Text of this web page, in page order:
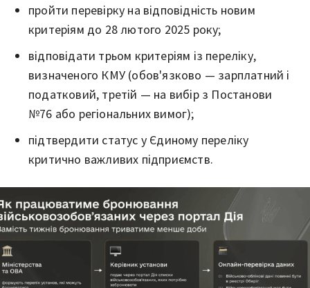
пройти перевірку на відповідність новим
критеріям до 28 лютого 2025 року;
відповідати трьом критеріям із переліку,
визначеного КМУ (обов'язково — зарплатний і
податковий, третій — на вибір з Постанови
№76 або регіональних вимог);
підтвердити статус у Єдиному переліку
критично важливих підприємств.